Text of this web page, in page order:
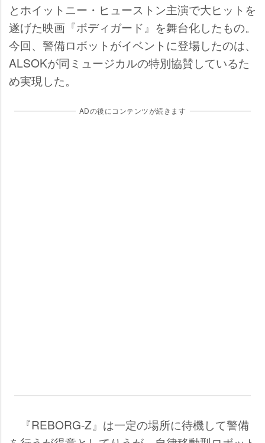
とホイットニー・ヒューストン主演で大ヒットを
遂げた映画『ボディガード』を舞台化したもの。
今回、警備ロボットがイベントに登場したのは、
ALSOKが同ミュージカルの特別協賛しているた
め実現した。
ADの後にコンテンツが続きます
『REBORG-Z』は一定の場所に待機して警備